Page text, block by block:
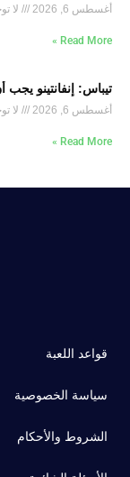
أغسطس 6, 2026 لا
Read More »
تيباس: إنفانتينو
أغسطس 6, 2026 لا
Read More »
قواعد اللعبة
سياسة الخصوصية
الشروط والأحكام